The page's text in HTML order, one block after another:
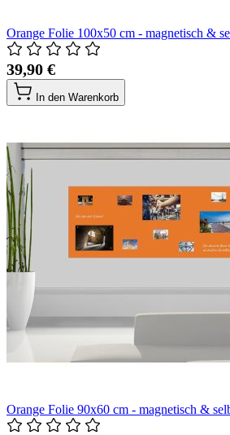
Orange Folie 100x50 cm - magnetisch &
39,90 €
In den Warenkorb
Orange Folie 90x60 cm - magnetisch &